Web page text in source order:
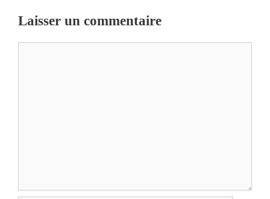
Laisser un commentaire